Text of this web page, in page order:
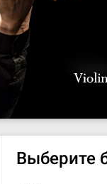
Выберите